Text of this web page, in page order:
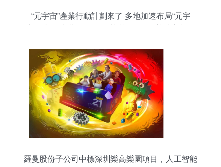
“元宇宙”產業行動計劃來了 多地加速布局“元宇
羅曼股份子公司中標深圳樂高樂園項目，人工智能